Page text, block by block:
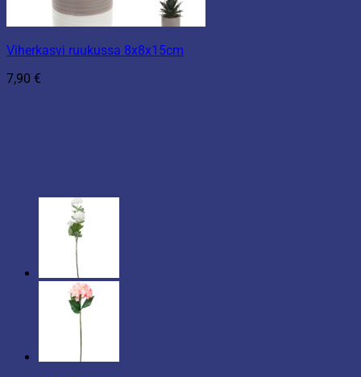
Viherkasvi ruukussa 8x8x15cm
7,90 €